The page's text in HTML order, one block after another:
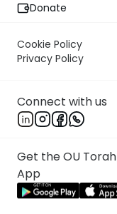
Donate
Cookie Policy
Privacy Policy
Connect with us
Get the OU Torah
App
משנה ברורה - הלכות שבת - שיעור #53 - חזרה על
Rav
Previous
Next In This Series